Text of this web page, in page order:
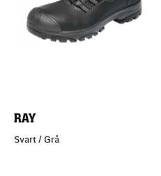
RAY
Svart / Grå